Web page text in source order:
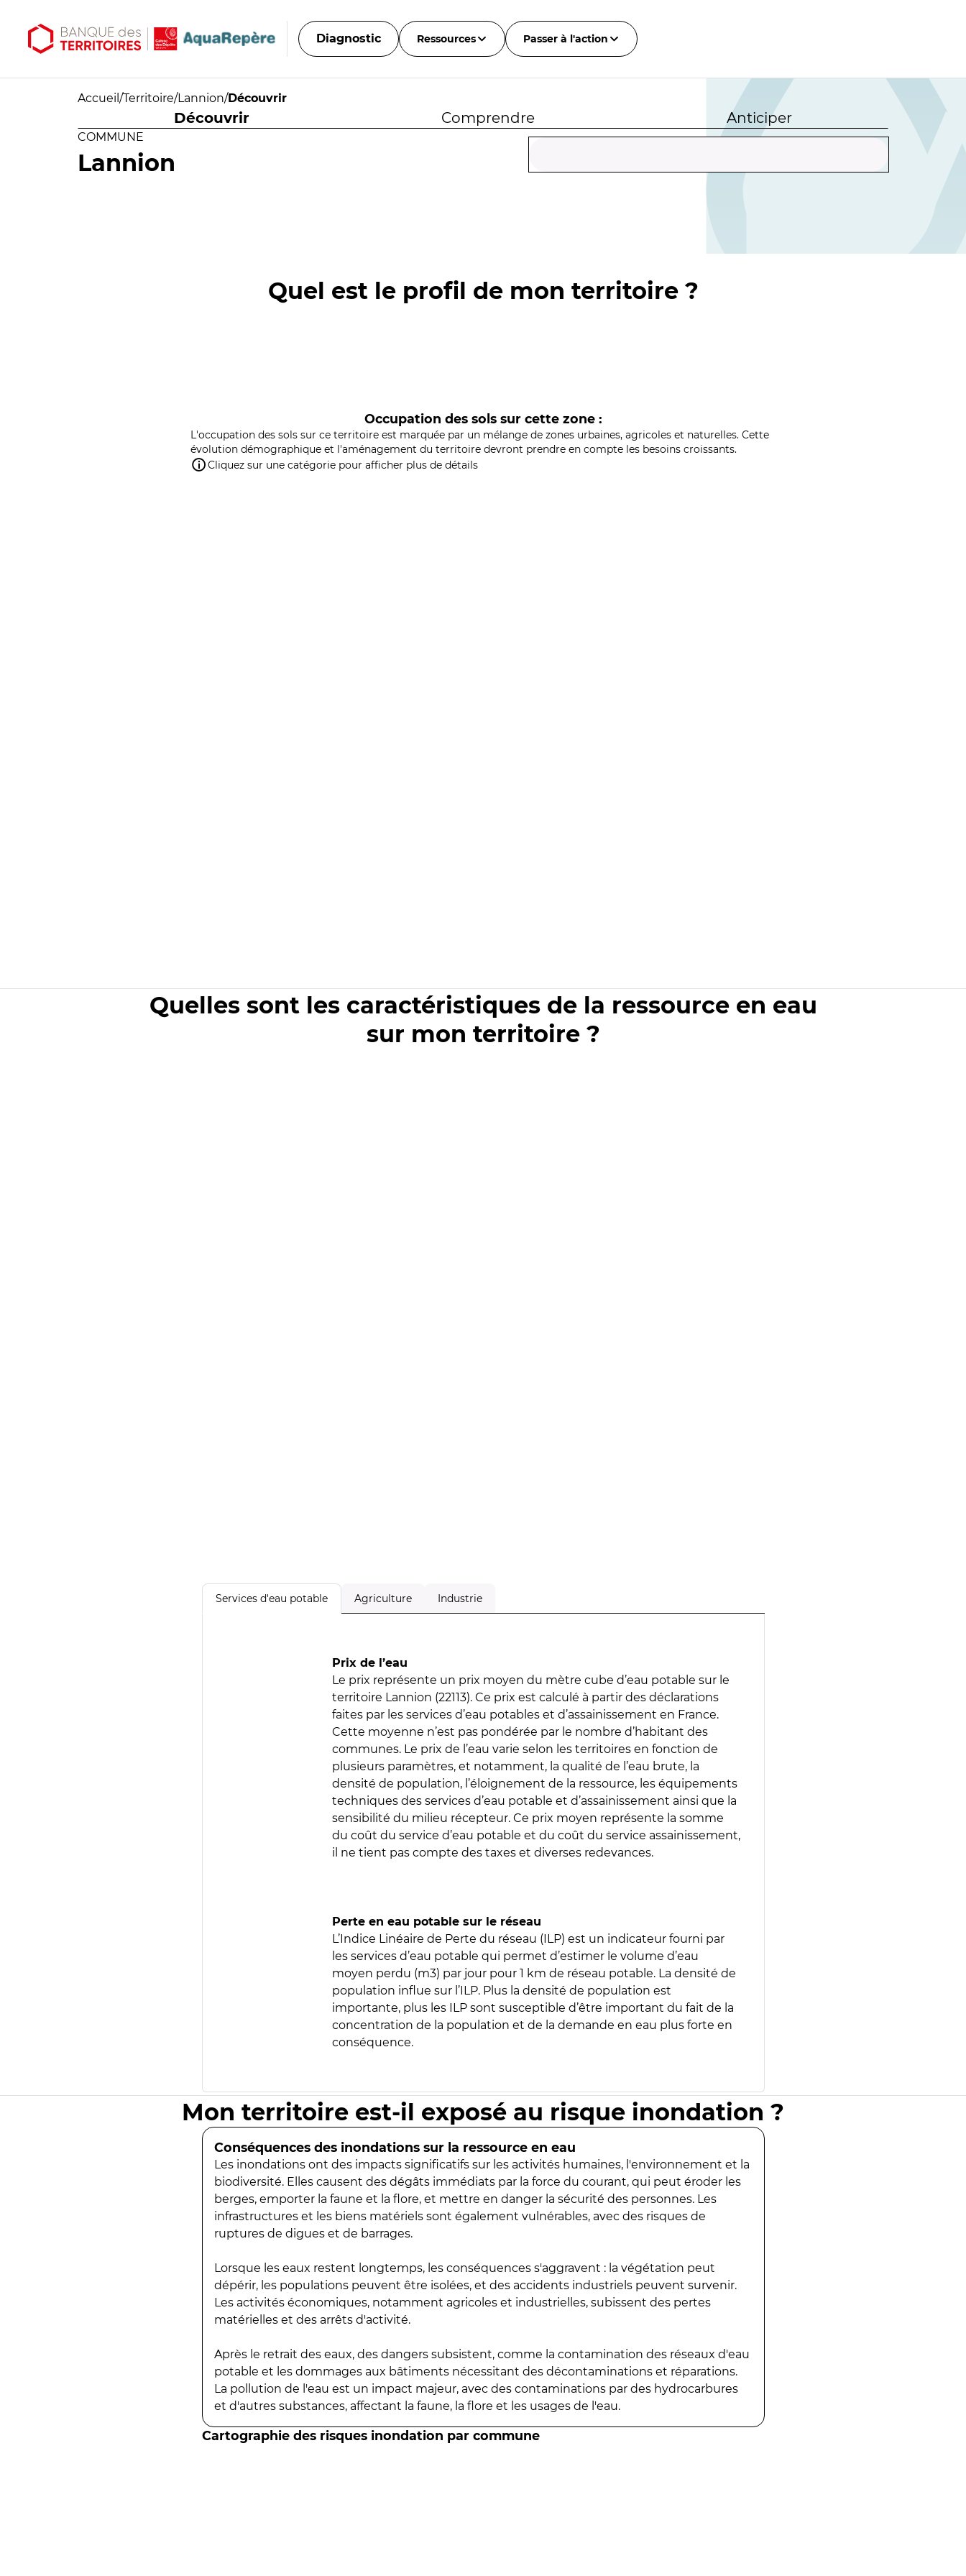
Diagnostic Ressources Passer à l'action
Accueil /Territoire/Lannion/Découvrir
Découvrir Comprendre Anticiper
COMMUNE
Lannion
Quel est le profil de mon territoire ?
Occupation des sols sur cette zone :
L'occupation des sols sur ce territoire est marquée par un mélange de zones urbaines, agricoles et naturelles. Cette
évolution démographique et l'aménagement du territoire devront prendre en compte les besoins croissants.
Cliquez sur une catégorie pour afficher plus de détails
Quelles sont les caractéristiques de la ressource en eau
sur mon territoire ?
Services d'eau potable Agriculture Industrie
Prix de l’eau
Le prix représente un prix moyen du mètre cube d’eau potable sur le
territoire Lannion (22113). Ce prix est calculé à partir des déclarations
faites par les services d’eau potables et d’assainissement en France.
Cette moyenne n’est pas pondérée par le nombre d’habitant des
communes. Le prix de l’eau varie selon les territoires en fonction de
plusieurs paramètres, et notamment, la qualité de l’eau brute, la
densité de population, l’éloignement de la ressource, les équipements
techniques des services d’eau potable et d’assainissement ainsi que la
sensibilité du milieu récepteur. Ce prix moyen représente la somme
du coût du service d’eau potable et du coût du service assainissement,
il ne tient pas compte des taxes et diverses redevances.
Perte en eau potable sur le réseau
L’Indice Linéaire de Perte du réseau (ILP) est un indicateur fourni par
les services d’eau potable qui permet d’estimer le volume d’eau
moyen perdu (m3) par jour pour 1 km de réseau potable. La densité de
population influe sur l’ILP. Plus la densité de population est
importante, plus les ILP sont susceptible d’être important du fait de la
concentration de la population et de la demande en eau plus forte en
conséquence.
Mon territoire est-il exposé au risque inondation ?
Conséquences des inondations sur la ressource en eau
Les inondations ont des impacts significatifs sur les activités humaines, l'environnement et la
biodiversité. Elles causent des dégâts immédiats par la force du courant, qui peut éroder les
berges, emporter la faune et la flore, et mettre en danger la sécurité des personnes. Les
infrastructures et les biens matériels sont également vulnérables, avec des risques de
ruptures de digues et de barrages.
Lorsque les eaux restent longtemps, les conséquences s'aggravent : la végétation peut
dépérir, les populations peuvent être isolées, et des accidents industriels peuvent survenir.
Les activités économiques, notamment agricoles et industrielles, subissent des pertes
matérielles et des arrêts d'activité.
Après le retrait des eaux, des dangers subsistent, comme la contamination des réseaux d'eau
potable et les dommages aux bâtiments nécessitant des décontaminations et réparations.
La pollution de l'eau est un impact majeur, avec des contaminations par des hydrocarbures
et d'autres substances, affectant la faune, la flore et les usages de l'eau.
Cartographie des risques inondation par commune